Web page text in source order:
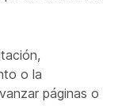
o la
páginas o